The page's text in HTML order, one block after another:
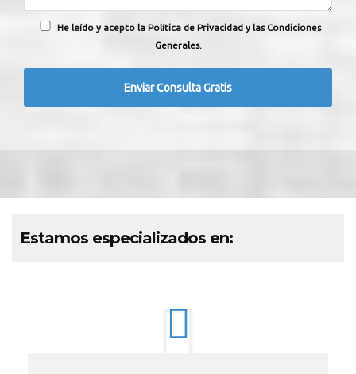
He leído y acepto la Política de Privacidad y las Condiciones
Generales.
Estamos especializados en: